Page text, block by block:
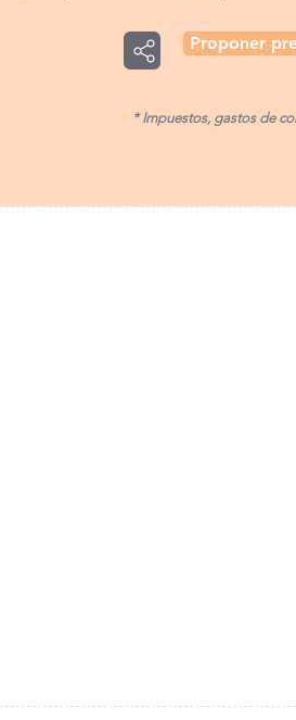
Proponer
* Impuestos, gastos de